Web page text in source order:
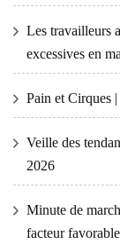
Les travailleurs
excessives en
Pain et Cirques
Veille des
2026
Minute de
facteur favorable